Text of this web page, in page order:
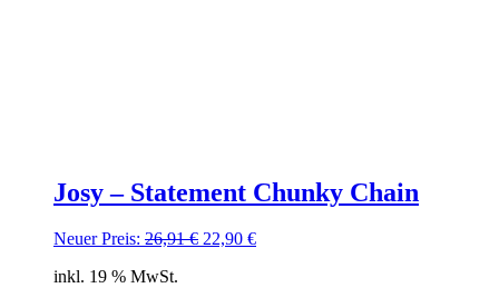
Josy – Statement Chunky Chain
Neuer Preis: 26,91€ Ursprünglicher
22,90 €Aktueller
inkl. 19 % MwSt.